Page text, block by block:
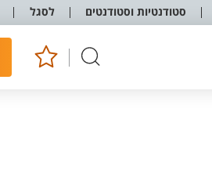
סטודנטיות וסטודנטים לסגל